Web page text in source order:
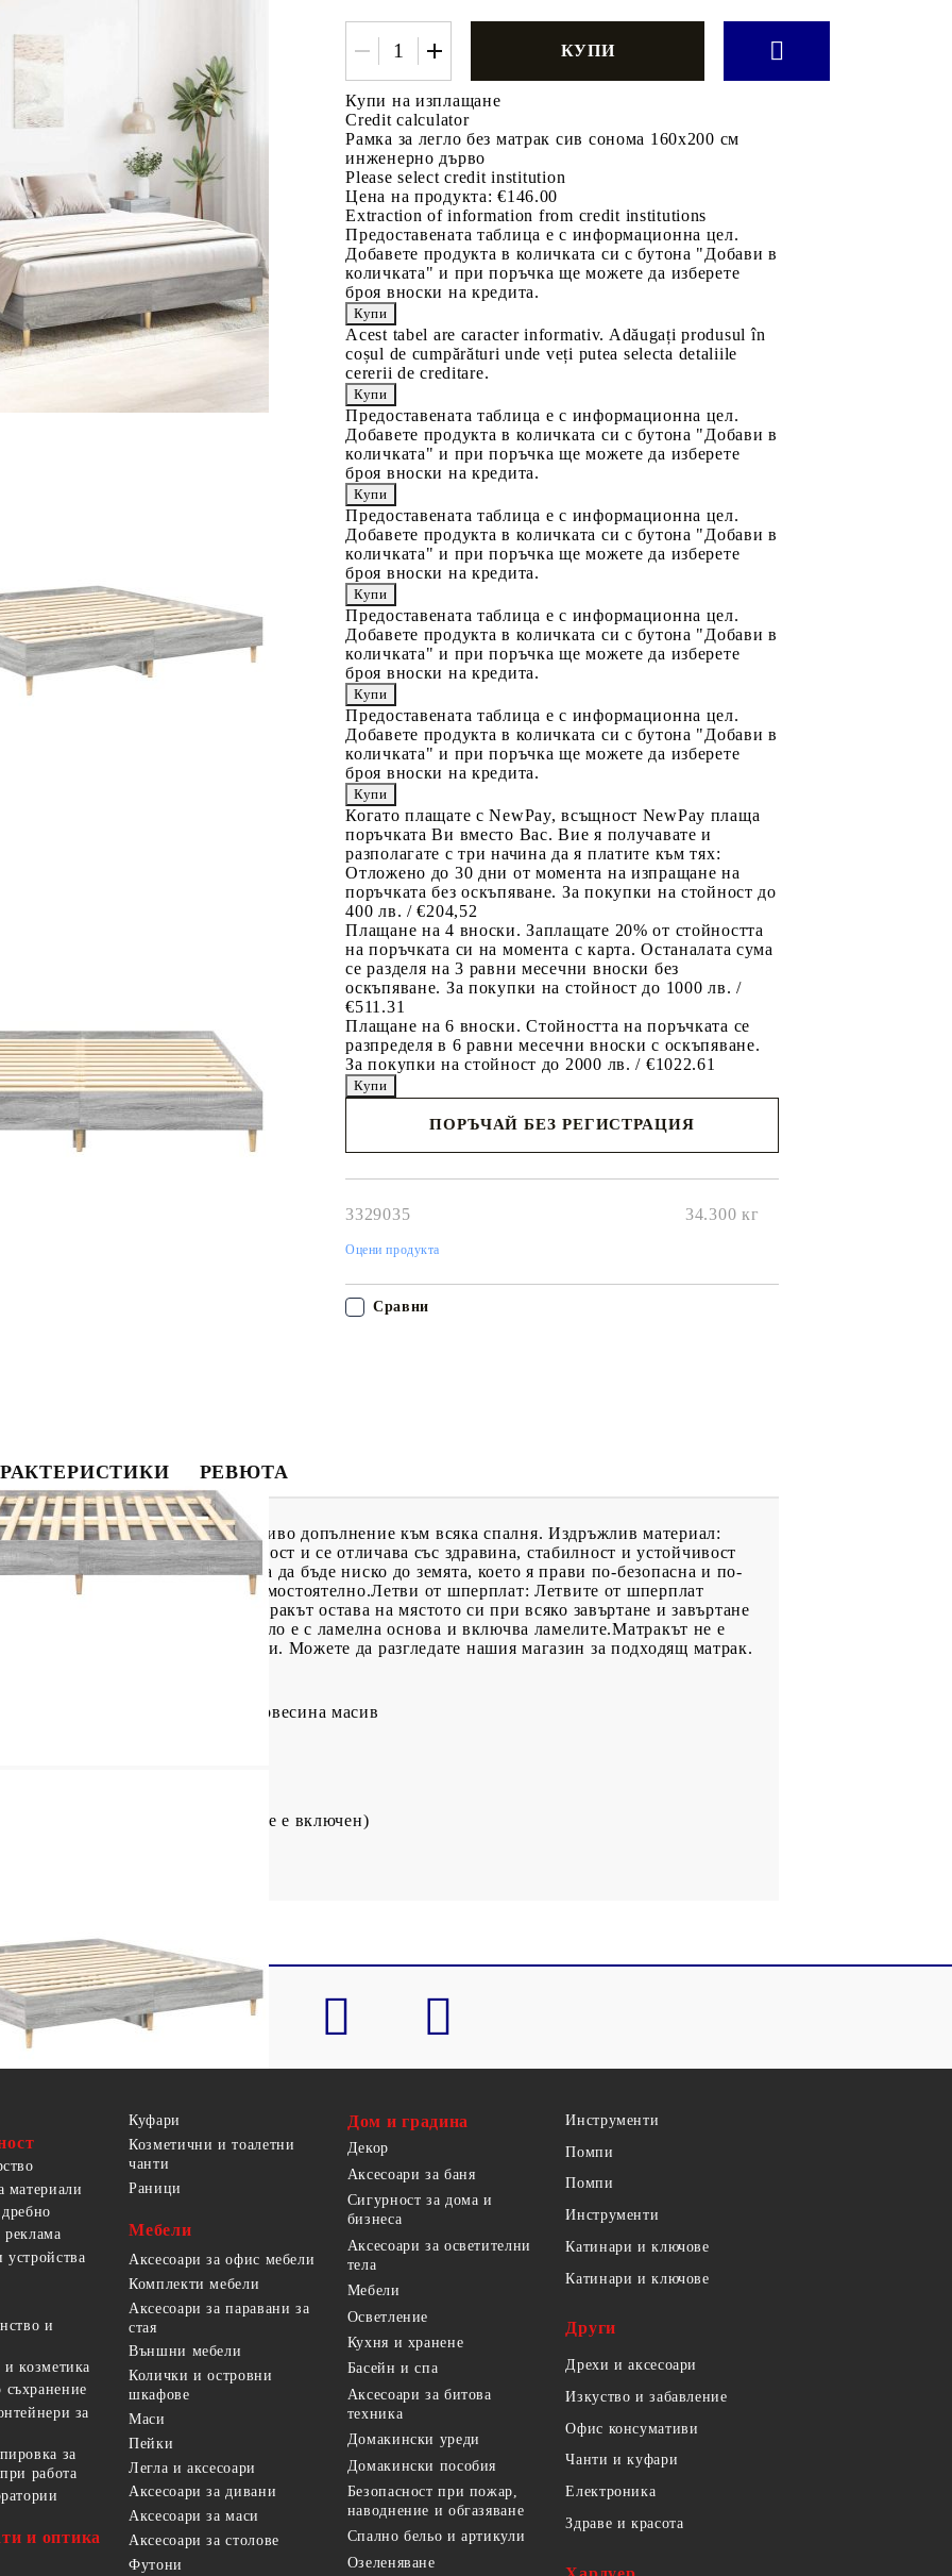
Купи на изплащане
Credit calculator
Рамка за легло без матрак сив сонома 160x200 см
инженерно дърво
Please select credit institution
Цена на продукта: €146.00
Extraction of information from credit institutions
Предоставената таблица е с информационна цел.
Добавете продукта в количката си с бутона "Добави в
количката" и при поръчка ще можете да изберете
броя вноски на кредита.
Acest tabel are caracter informativ. Adăugați produsul în
coșul de cumpărături unde veți putea selecta detaliile
cererii de creditare.
Предоставената таблица е с информационна цел.
Добавете продукта в количката си с бутона "Добави в
количката" и при поръчка ще можете да изберете
броя вноски на кредита.
Предоставената таблица е с информационна цел.
Добавете продукта в количката си с бутона "Добави в
количката" и при поръчка ще можете да изберете
броя вноски на кредита.
Предоставената таблица е с информационна цел.
Добавете продукта в количката си с бутона "Добави в
количката" и при поръчка ще можете да изберете
броя вноски на кредита.
Предоставената таблица е с информационна цел.
Добавете продукта в количката си с бутона "Добави в
количката" и при поръчка ще можете да изберете
броя вноски на кредита.
Когато плащате с NewPay, всъщност NewPay плаща
поръчката Ви вместо Вас. Вие я получавате и
разполагате с три начина да я платите към тях:
Отложено до 30 дни от момента на изпращане на
поръчката без оскъпяване. За покупки на стойност до
400 лв. / €204,52
Плащане на 4 вноски. Заплащате 20% от стойността
на поръчката си на момента с карта. Останалата сума
се разделя на 3 равни месечни вноски без
оскъпяване. За покупки на стойност до 1000 лв. /
€511.31
Плащане на 6 вноски. Стойността на поръчката се
разпределя в 6 равни месечни вноски с оскъпяване.
За покупки на стойност до 2000 лв. / €1022.61
ПОРЪЧАЙ БЕЗ РЕГИСТРАЦИЯ
3329035 34.300 кг
Оцени продукта
Сравни
РЕВЮТА
рамка за легло! Тя е приветливо допълнение към всяка спалня. Издръжлив материал:
качество, гладка повърхност и се отличава със здравина, стабилност и устойчивост
легло е специално проектирана да бъде ниско до земята, което я прави по-безопасна и по-
и да ляга и става от леглото самостоятелно.Летви от шперплат: Летвите от шперплат
теглото, като гарантират, че матракът остава на мястото си при всяко завъртане и завъртане
е да знаете:Тази рамка за легло е с ламелна основа и включва ламелите.Матракът не е
селекция от матраци. Можете да разгледате нашия магазин за подходящ матрак.
Инженерно дърво, борова дървесина масив
160 x 200 см (Ш x Д) (матракът не е включен)
материали
и
козметика
за
за
работа
и оптика
Куфари
Козметични и тоалетни
чанти
Раници
Мебели
Аксесоари за офис мебели
Комплекти мебели
Аксесоари за паравани за
стая
Външни мебели
Колички и островни
шкафове
Маси
Пейки
Легла и аксесоари
Аксесоари за дивани
Аксесоари за маси
Аксесоари за столове
Футони
Дом и градина
Декор
Аксесоари за баня
Сигурност за дома и
бизнеса
Аксесоари за осветителни
тела
Мебели
Осветление
Кухня и хранене
Басейн и спа
Аксесоари за битова
техника
Домакински уреди
Домакински пособия
Безопасност при пожар,
наводнение и обгазяване
Спално бельо и артикули
Озеленяване
Инструменти
Помпи
Помпи
Инструменти
Катинари и ключове
Катинари и ключове
Други
Дрехи и аксесоари
Изкуство и забавление
Офис консумативи
Чанти и куфари
Електроника
Здраве и красота